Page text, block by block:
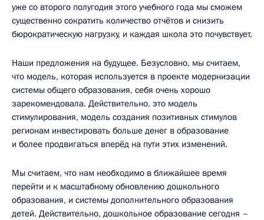
уже со второго полугодия этого учебного года мы сможем
существенно сократить количество отчётов и снизить
бюрократическую нагрузку, и каждая школа это почувствует.
Наши предложения на будущее. Безусловно, мы считаем,
что модель, которая используется в проекте модернизации
системы общего образования, себя очень хорошо
зарекомендовала. Действительно, это модель
стимулирования, модель создания позитивных стимулов
регионам инвестировать больше денег в образование
и более продвигаться вперёд на пути этих изменений.
Мы считаем, что нам необходимо в ближайшее время
перейти и к масштабному обновлению дошкольного
образования, и системы дополнительного образования
детей. Действительно, дошкольное образование сегодня –